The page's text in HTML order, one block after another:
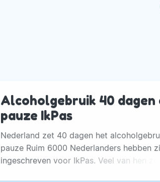
Alcoholgebruik 40 dagen
pauze IkPas
Nederland zet 40 dagen het
pauze Ruim 6000 Nederlanders hebben
ingeschreven voor IkPas. Veel van hen